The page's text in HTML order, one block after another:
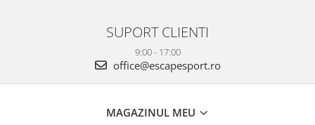
SUPORT CLIENTI
9:00 - 17:00
office@escapesport.ro
MAGAZINUL MEU